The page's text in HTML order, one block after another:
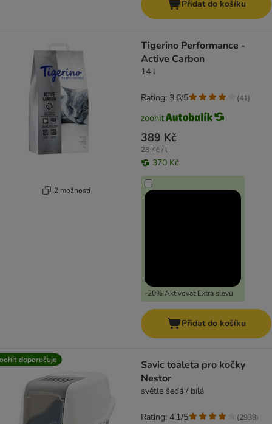
Přidat do košíku
2 možností
Tigerino Performance -
Active Carbon
14 l
389 Kč
28 Kč / l
370 Kč
-20% Aktivovat Extra slevu
Rating: 3.6/5 (41)
Přidat do košíku
doporučuje
Savic toaleta pro kočky
Nestor
světle šedá / bílá
Rating: 4.1/5 (2938)